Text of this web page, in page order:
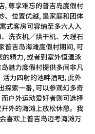
, 尊享难忘的普吉岛度假村
、位置优越, 是家庭和团体
式客房可容纳至多六人入
洗衣机／烘干机、大理石
普吉岛海滩度假村期间, 可
精力, 或者到室外恒温泳
魅力度假村提供多间非凡
力四射的池畔酒吧, 此外
探索一番, 可以参观幻多奇
户外运动爱好者则可选择
外的海滩上放松休憩。我
喜欢上普吉岛迈考海滩万